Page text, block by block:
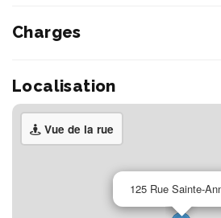
Charges
Localisation
Vue de la rue
125 Rue Sainte-